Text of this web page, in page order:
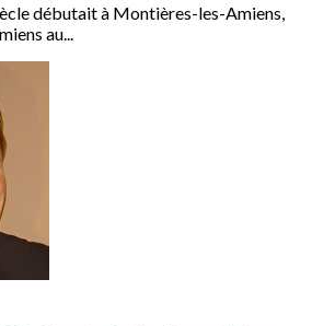
débutait à Montières-les-Amiens,
au...